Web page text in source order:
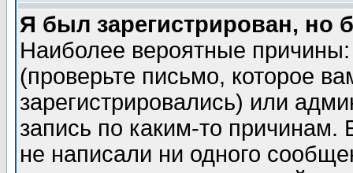
Я был зарегистрирован, но
Наиболее вероятные
(проверьте письмо, которое
зарегистрировались) или
запись по каким-то
не написали ни одного